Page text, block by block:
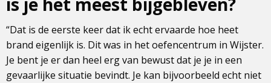
“Dat is de eerste keer dat ik echt ervaarde hoe heet
brand eigenlijk is. Dit was in het oefencentrum in Wijster.
Je bent je er dan heel erg van bewust dat je je in een
gevaarlijke situatie bevindt. Je kan bijvoorbeeld echt niet